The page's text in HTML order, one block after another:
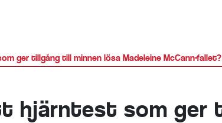
ger tillgång till minnen lösa Madeleine McCann-fallet?
hjärntest som ger